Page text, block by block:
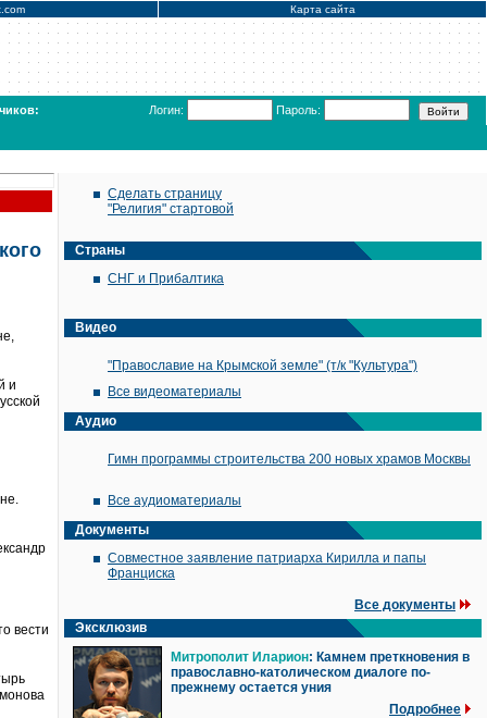
Карта сайта
Логин: Пароль:
и
вести
Сделать страницу
"Религия" стартовой
Страны
СНГ и Прибалтика
Видео
"Православие на Крымской земле" (т/к "Культура")
Все видеоматериалы
Аудио
Гимн программы строительства 200 новых храмов Москвы
Все аудиоматериалы
Документы
Совместное заявление патриарха Кирилла и папы
Франциска
Все документы
Эксклюзив
Митрополит Иларион: Камнем преткновения в
православно-католическом диалоге по-
прежнему остается уния
Подробнее